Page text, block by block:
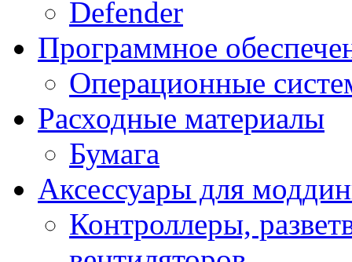
Defender
Программное
Операционные
Расходные материалы
Бумага
Аксессуары для
Контроллеры,